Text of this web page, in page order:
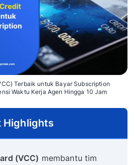
Terbaik untuk Bayar Subscription
Waktu Kerja Agen Hingga 10 Jam
Highlights
(VCC) membantu tim